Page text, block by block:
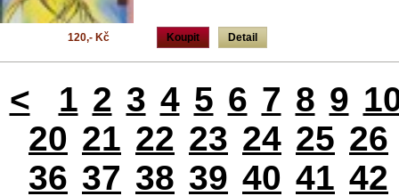
Koupit Detail
120,- Kč
< 1 2 3 4 5 6 7 8 9
20 21 22 23 24 25 26
36 37 38 39 40 41 42